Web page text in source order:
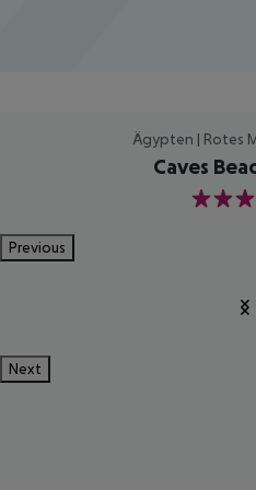
Ägypten | Rotes
Caves
5
Previous
Next